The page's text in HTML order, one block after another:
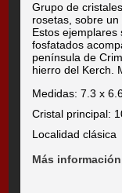
Grupo de
rosetas, sobre un
Estos
fosfatados
península de
hierro del Kerch.
Medidas: 7.3 x
Cristal principal:
Localidad clásica
Más información